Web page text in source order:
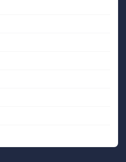
，才有改进的机会”的核心价值观，向
、可信赖的通用工具软件。